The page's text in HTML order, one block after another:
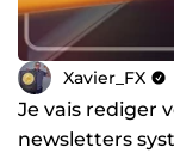
Xavier_FX
Je vais rediger
newsletters